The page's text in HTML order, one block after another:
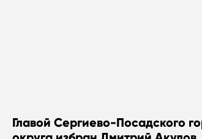
Главой Сергиево-Посадского